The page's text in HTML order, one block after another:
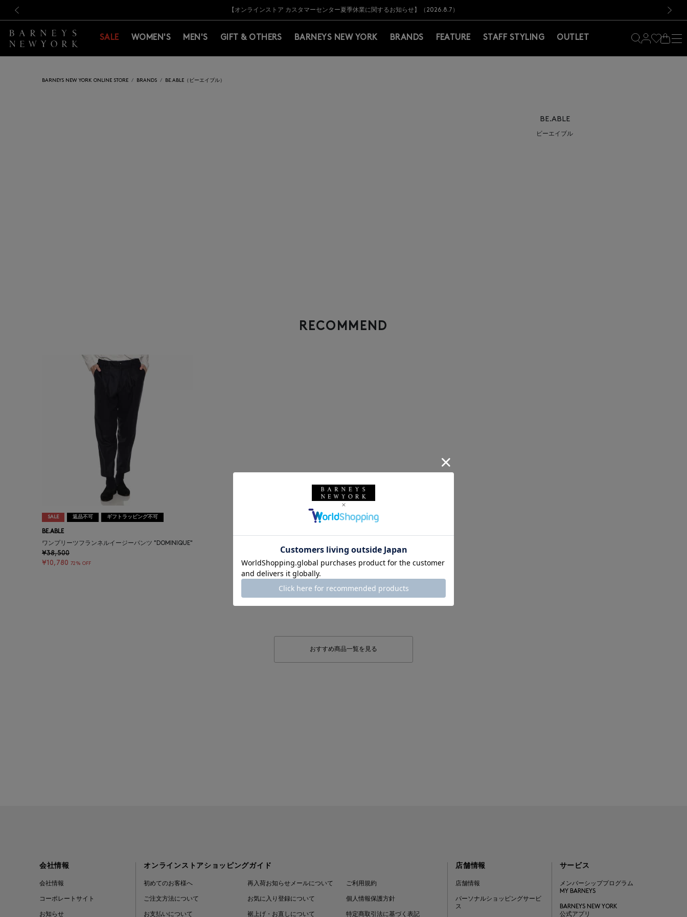
新規登録のお客様も対象！＜MY BARNEYS＞会員のお客様は11,000円（税込）以上のお買上げで常時送料無料！お買い物の際は会員登録を！
【夏季休業に伴う出荷一時停止のお知らせ】(2026.8.7)
【オンラインストア カスタマーセンター夏季休業に関するお知らせ】（2026.8.7）
【夏季休業に伴う返品・交換承り一時停止のお知らせ】（2026.8.5）
熊本県を中心とした地震の影響によるお荷物のお届けについて
【開催中】SUMMER SALEのご案内・ご注意事項
新規登録のお客様も対象！＜MY BARNEYS＞会員のお客様は11,000円（税込）以上のお買上げで常時送料無料！お買い物の際は会員登録を！
【夏季休業に伴う出荷一時停止のお知らせ】(2026.8.7)
SALE WOMEN'S MEN'S GIFT & OTHERS BARNEYS NEW YORK BRANDS FEATURE STAFF STYLING OUTLET
BARNEYS NEW YORK ONLINE STORE BRANDS BE.ABLE（ビーエイブル）
BE.ABLE
ビーエイブル
RECOMMEND
SALE 返品不可 ギフトラッピング不可
BE.ABLE
ワンプリーツフランネルイージーパンツ "DOMINIQUE"
¥38,500
¥10,780 72% OFF
おすすめ商品一覧を見る
会社情報
会社情報
コーポレートサイト
お知らせ
オンラインストアショッピングガイド
初めてのお客様へ
ご注文方法について
お支払いについて
再入荷お知らせメールについて
お気に入り登録について
裾上げ・お直しについて
ご利用規約
個人情報保護方針
特定商取引法に基づく表記
店舗情報
店舗情報
パーソナルショッピングサービ
ス
サービス
メンバーシッププログラム
MY BARNEYS
BARNEYS NEW YORK
公式アプリ